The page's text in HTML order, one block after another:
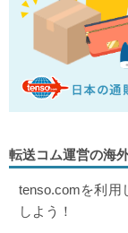
転送コム運営の海
tenso.comを利用
しよう！